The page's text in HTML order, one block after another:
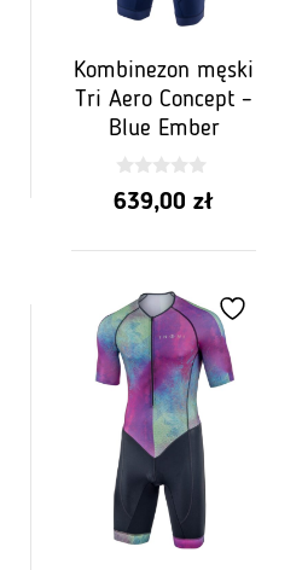
Kombinezon męski
Tri Aero Concept –
Blue Ember
0
z
639,00 zł